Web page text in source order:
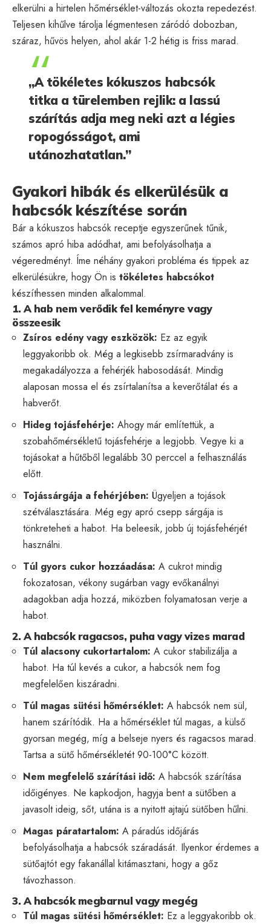
elkerülni a hirtelen hőmérséklet-változás okozta repedezést.
Teljesen kihűlve tárolja légmentesen záródó dobozban,
száraz, hűvös helyen, ahol akár 1-2 hétig is friss marad.
„A tökéletes kókuszos habcsók
titka a türelemben rejlik: a lassú
szárítás adja meg neki azt a légies
ropogósságot, ami
utánozhatatlan.”
Gyakori hibák és elkerülésük a
habcsók készítése során
Bár a kókuszos habcsók receptje egyszerűnek tűnik,
számos apró hiba adódhat, ami befolyásolhatja a
végeredményt. Íme néhány gyakori probléma és tippek az
elkerülésükre, hogy Ön is tökéletes habcsókot
készíthessen minden alkalommal.
1. A hab nem verődik fel keményre vagy
összeesik
Zsíros edény vagy eszközök: Ez az egyik
leggyakoribb ok. Még a legkisebb zsírmaradvány is
megakadályozza a fehérjék habosodását. Mindig
alaposan mossa el és zsírtalanítsa a keverőtálat és a
habverőt.
Hideg tojásfehérje: Ahogy már említettük, a
szobahőmérsékletű tojásfehérje a legjobb. Vegye ki a
tojásokat a hűtőből legalább 30 perccel a felhasználás
előtt.
Tojássárgája a fehérjében: Ügyeljen a tojások
szétválasztására. Még egy apró csepp sárgája is
tönkreteheti a habot. Ha beleesik, jobb új tojásfehérjét
használni.
Túl gyors cukor hozzáadása: A cukrot mindig
fokozatosan, vékony sugárban vagy evőkanálnyi
adagokban adja hozzá, miközben folyamatosan verje a
habot.
2. A habcsók ragacsos, puha vagy vizes marad
Túl alacsony cukortartalom: A cukor stabilizálja a
habot. Ha túl kevés a cukor, a habcsók nem fog
megfelelően kiszáradni.
Túl magas sütési hőmérséklet: A habcsók nem sül,
hanem szárítódik. Ha a hőmérséklet túl magas, a külső
gyorsan megég, míg a belseje nyers és ragacsos marad.
Tartsa a sütő hőmérsékletét 90-100°C között.
Nem megfelelő szárítási idő: A habcsók szárítása
időigényes. Ne kapkodjon, hagyja bent a sütőben a
javasolt ideig, sőt, utána is a nyitott ajtajú sütőben hűlni.
Magas páratartalom: A páradús időjárás
befolyásolhatja a habcsók száradását. Ilyenkor érdemes a
sütőajtót egy fakanállal kitámasztani, hogy a gőz
távozhasson.
3. A habcsók megbarnul vagy megég
Túl magas sütési hőmérséklet: Ez a leggyakoribb ok.